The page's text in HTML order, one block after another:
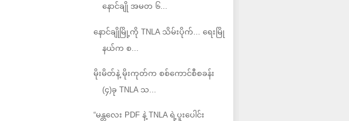
နောင်ချို အမတ ၆...
နောင်ချိုမြို့ကို TNLA သိမ်းပိုက်... ရေးမြို
နယ်က စ...
မိုးမိတ်နဲ့ မိုးကုတ်က စစ်ကောင်စီစခန်း
(၄)ခု TNLA သ...
“မန္တလေး PDF နဲ့ TNLA ရဲ့ပူးပေါင်း